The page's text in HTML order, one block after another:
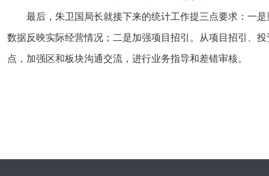
最后，朱卫国局长就接下来的统计工作提三点要求：一
数据反映实际经营情况；二是加强项目招引。从项目招引、
点，加强区和板块沟通交流，进行业务指导和差错审核。